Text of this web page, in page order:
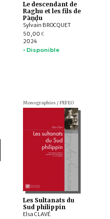
Le descendant de
Raghu et les fils de
Pāṇḍu
Sylvain BROCQUET
50,00 €
2024
• Disponible
Monographies / PEFEO
Les Sultanats du
Sud philippin
Elsa CLAVÉ